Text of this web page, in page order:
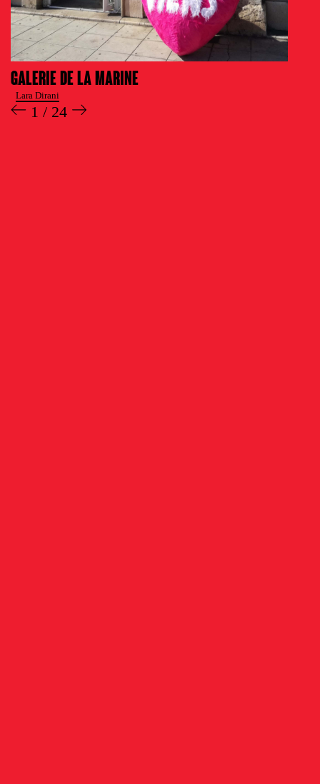
Galerie de la Marine
Lara Dirani
1 / 24